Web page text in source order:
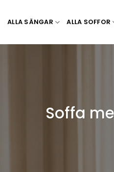
ALLA SÄNGAR ALLA SOFFOR
Soffa